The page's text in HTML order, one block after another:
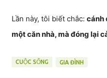
Lần này, tôi biết chắc: cánh
một căn nhà, mà đóng lại
CUỘC SỐNG GIA ĐÌNH